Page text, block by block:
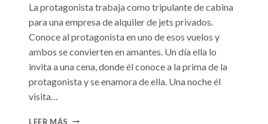
La protagonista trabaja como tripulante de cabina
para una empresa de alquiler de jets privados.
Conoce al protagonista en uno de esos vuelos y
ambos se convierten en amantes. Un día ella lo
invita a una cena, donde él conoce a la prima de la
protagonista y se enamora de ella. Una noche él
visita…
LEER MÁS CONSULTA